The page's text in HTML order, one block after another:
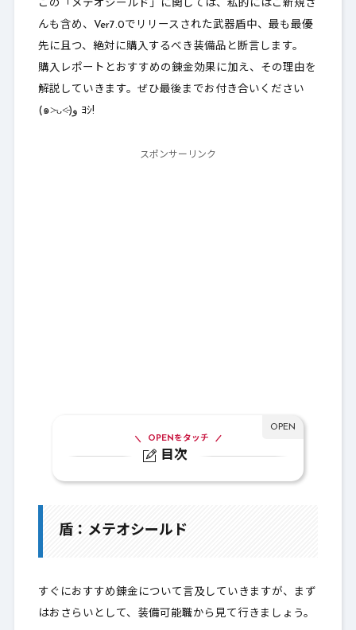
この「メテオシールド」に関しては、私的にはご新規さ
んも含め、 Ver7.0でリリースされた武器盾中、最も最優
先に且つ、絶対に購入するべき装備品と断言します。
購入レポートとおすすめの錬金効果に加え、その理由を
解説していきます。ぜひ最後までお付き合いください
(๑˃̵ᴗ˂̵)و ﾖｼ!
スポンサーリンク
目次
OPENをタッチ
ージ減埋め尽くしを1枚！
3-1. バザー相場
盾：メテオシールド
すぐにおすすめ錬金について言及していきますが、まず
はおさらいとして、装備可能職から見て行きましょう。